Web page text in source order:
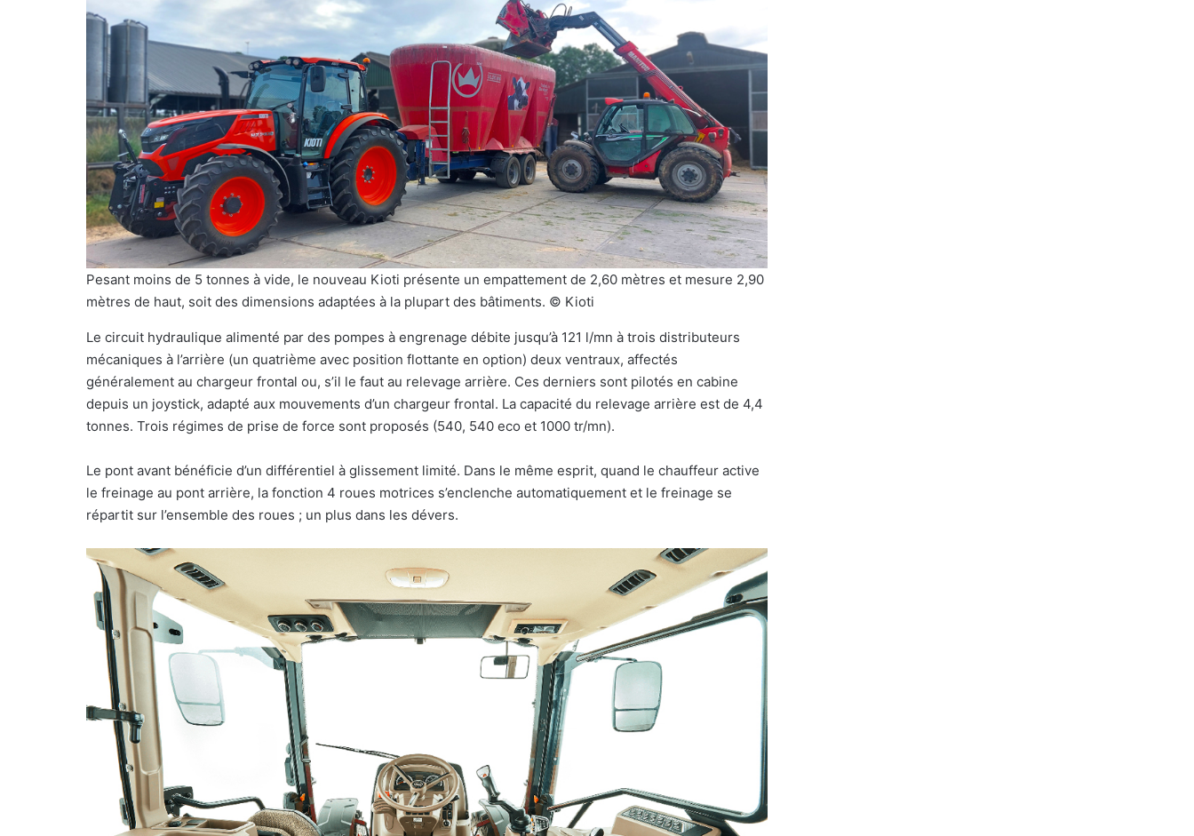
Pesant moins de 5 tonnes à vide, le nouveau Kioti présente un empattement de 2,60 mètres et mesure 2,90
mètres de haut, soit des dimensions adaptées à la plupart des bâtiments. © Kioti
Le circuit hydraulique alimenté par des pompes à engrenage débite jusqu’à 121 l/mn à trois distributeurs
mécaniques à l’arrière (un quatrième avec position flottante en option) deux ventraux, affectés
généralement au chargeur frontal ou, s’il le faut au relevage arrière. Ces derniers sont pilotés en cabine
depuis un joystick, adapté aux mouvements d’un chargeur frontal. La capacité du relevage arrière est de 4,4
tonnes. Trois régimes de prise de force sont proposés (540, 540 eco et 1000 tr/mn).
Le pont avant bénéficie d’un différentiel à glissement limité. Dans le même esprit, quand le chauffeur active
le freinage au pont arrière, la fonction 4 roues motrices s’enclenche automatiquement et le freinage se
répartit sur l’ensemble des roues ; un plus dans les dévers.